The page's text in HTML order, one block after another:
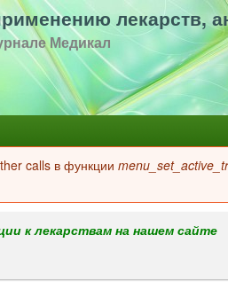
лекарств,
Медикал
calls в функции
к лекарствам на нашем сайте